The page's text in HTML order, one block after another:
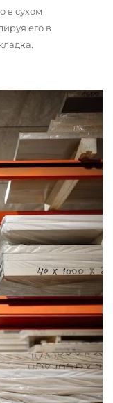
в сухом
его в